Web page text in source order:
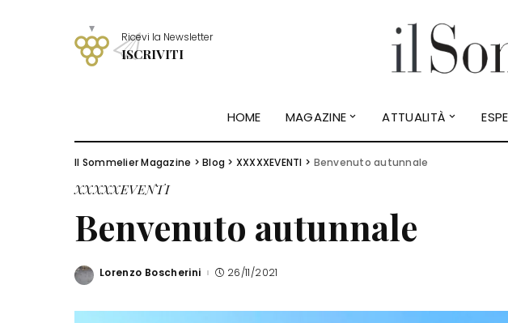
Ricevi la Newsletter
ISCRIVITI
HOME MAGAZINE ATTUALITÀ
Il Sommelier Magazine >Blog > XXXXXEVENTI > Benvenuto autunnale
XXXXXEVENTI
Benvenuto autunnale
Posted
Lorenzo Boscherini 26/11/2021